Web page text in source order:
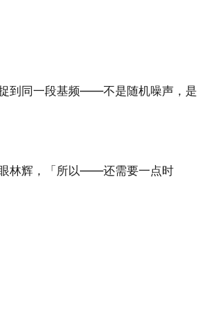
到同一段基频——不是随机噪声，是
眼林辉，「所以——还需要一点时